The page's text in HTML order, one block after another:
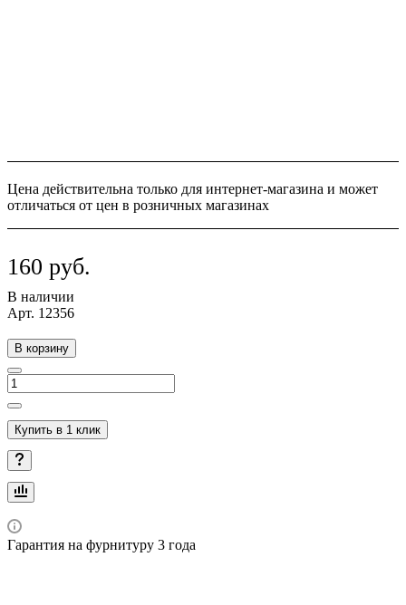
Цена действительна только для интернет-магазина и может
отличаться от цен в розничных магазинах
160 руб.
В наличии
Арт. 12356
В корзину
Купить в 1 клик
Гарантия на фурнитуру 3 года